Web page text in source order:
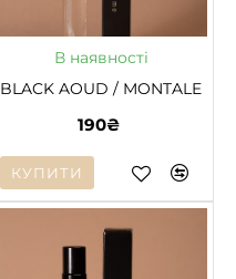
В наявності
BLACK AOUD / MONTALE
190₴
КУПИТИ